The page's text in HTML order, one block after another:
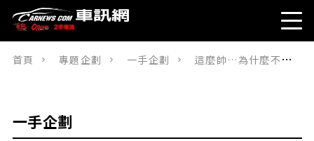
首頁 專題企劃 一手企劃 這麼帥…為什麼不賣呢? Jimny限量100台特仕車登場
一手企劃